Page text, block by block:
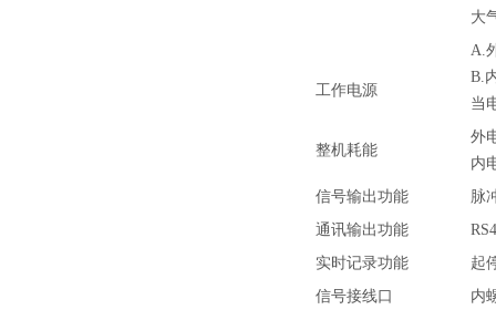
大
工作电源
A.
B.
当
整机耗能
外
内
信号输出功能
脉
通讯输出功能
实时记录功能
起
信号接线口
内